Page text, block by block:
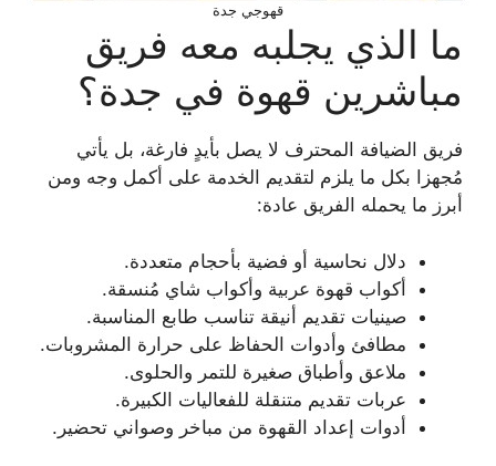
قهوجي جدة
ما الذي يجلبه معه فريق
مباشرين قهوة في جدة؟
فريق الضيافة المحترف لا يصل بأيدٍ فارغة، بل يأتي
مُجهزا بكل ما يلزم لتقديم الخدمة على أكمل وجه ومن
أبرز ما يحمله الفريق عادة:
دلال نحاسية أو فضية بأحجام متعددة.
أكواب قهوة عربية وأكواب شاي مُنسقة.
صينيات تقديم أنيقة تناسب طابع المناسبة.
مطافئ وأدوات الحفاظ على حرارة المشروبات.
ملاعق وأطباق صغيرة للتمر والحلوى.
عربات تقديم متنقلة للفعاليات الكبيرة.
أدوات إعداد القهوة من مباخر وصواني تحضير.